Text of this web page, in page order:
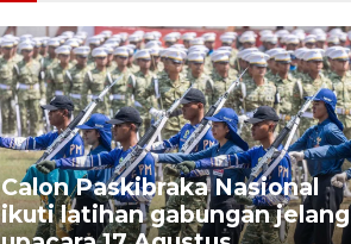
Calon Paskibraka Nasional
ikuti latihan gabungan jelang